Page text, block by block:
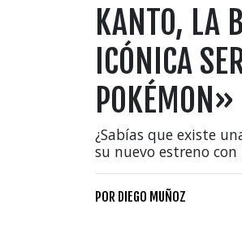
KANTO, LA
ICÓNICA
POKÉMON»
¿Sabías que existe
su nuevo estreno
POR DIEGO MUÑOZ